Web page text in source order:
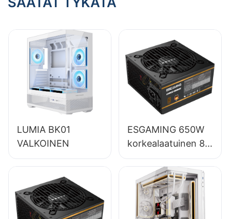
LUMIA BK01
VALKOINEN
ESGAMING 650W
korkealaatuinen 85
%:n hyötysuhteella
varustettu
täysmoduulinen
80+ pronssinen
pöytätietokoneiden